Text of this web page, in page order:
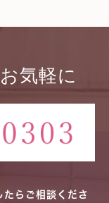
気軽に
らご相談くださ